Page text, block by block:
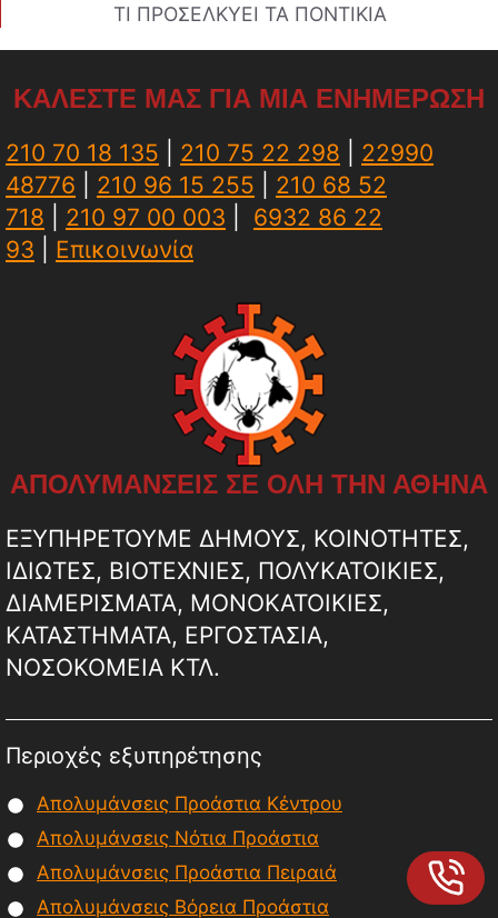
ΤΙ ΠΡΟΣΕΛΚΥΕΙ ΤΑ ΠΟΝΤΙΚΙΑ
ΚΑΛΕΣΤΕ ΜΑΣ ΓΙΑ ΜΙΑ ΕΝΗΜΕΡΩΣΗ
210 70 18 135 210 75 22 298
22990
48776
210 96 15 255
210 68 52
718
210 97 00 003
6932 86 22
93
Επικοινωνία
ΑΠΟΛΥΜΑΝΣΕΙΣ ΣΕ ΟΛΗ ΤΗΝ ΑΘΗΝΑ
ΕΞΥΠΗΡΕΤΟΥΜΕ ΔΗΜΟΥΣ, ΚΟΙΝΟΤΗΤΕΣ,
ΙΔΙΩΤΕΣ, ΒΙΟΤΕΧΝΙΕΣ, ΠΟΛΥΚΑΤΟΙΚΙΕΣ,
ΔΙΑΜΕΡΙΣΜΑΤΑ, ΜΟΝΟΚΑΤΟΙΚΙΕΣ,
ΚΑΤΑΣΤΗΜΑΤΑ, ΕΡΓΟΣΤΑΣΙΑ,
ΝΟΣΟΚΟΜΕΙΑ ΚΤΛ.
Περιοχές εξυπηρέτησης
Απολυμάνσεις Προάστια Κέντρου
Απολυμάνσεις Νότια Προάστια
Απολυμάνσεις Προάστια Πειραιά
Απολυμάνσεις Βόρεια Προάστια